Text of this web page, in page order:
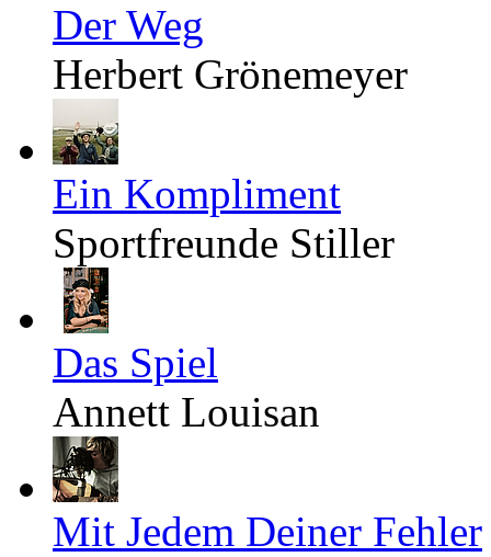
Der Weg
Herbert Grönemeyer
Ein Kompliment
Sportfreunde Stiller
Das Spiel
Annett Louisan
Mit Jedem Deiner Fehler